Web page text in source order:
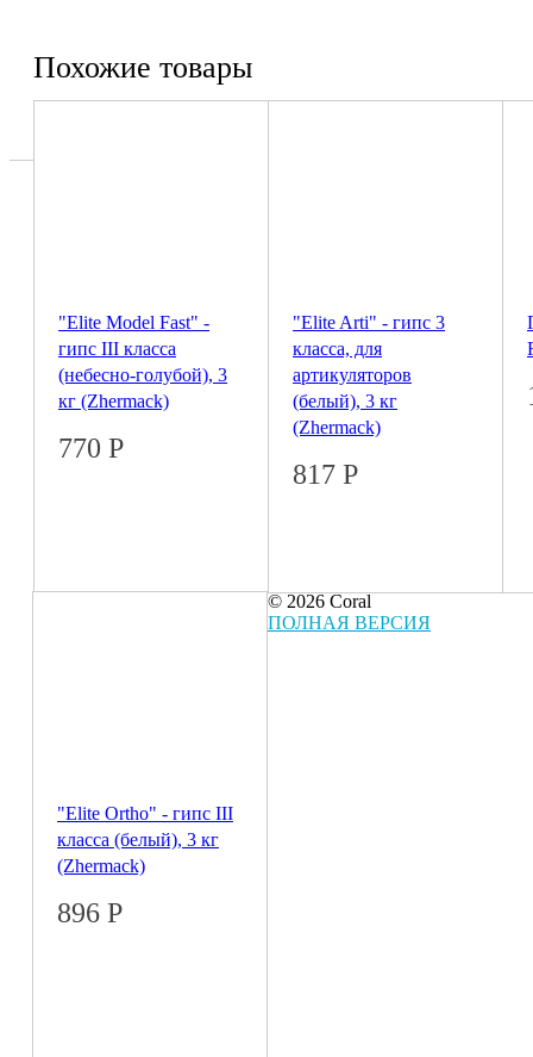
Похожие товары
"Elite Model Fast" -
гипс III класса
(небесно-голубой), 3
кг (Zhermack)
770 Р
"Elite Arti" - гипс 3
класса, для
артикуляторов
(белый), 3 кг
(Zhermack)
817 Р
"Elite Ortho" - гипс III
класса (белый), 3 кг
(Zhermack)
896 Р
© 2026 Coral
ПОЛНАЯ ВЕРСИЯ